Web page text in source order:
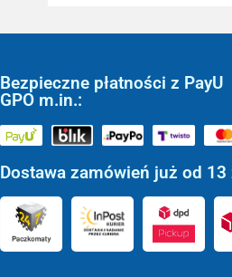
Bezpieczne płatności z PayU
GPO m.in.:
Dostawa zamówień już od 13